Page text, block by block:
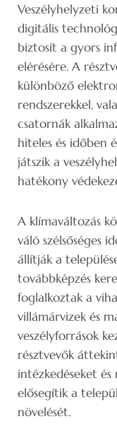
Veszélyhelyzeti
digitális
biztosít a gyors
elérésére. A
különböző
rendszerekkel,
csatornák
hiteles és időben
játszik a
hatékony
A klímaváltozás
váló szélsőséges
állítják a
továbbképzés
foglalkoztak a
villámárvizek és
veszélyforrások
résztvevők
intézkedéseket
elősegítik a
növelését.